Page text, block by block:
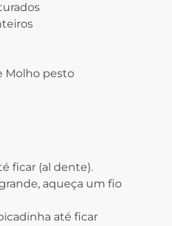
Molho pesto
ficar (al dente).
aqueça um fio
até ficar